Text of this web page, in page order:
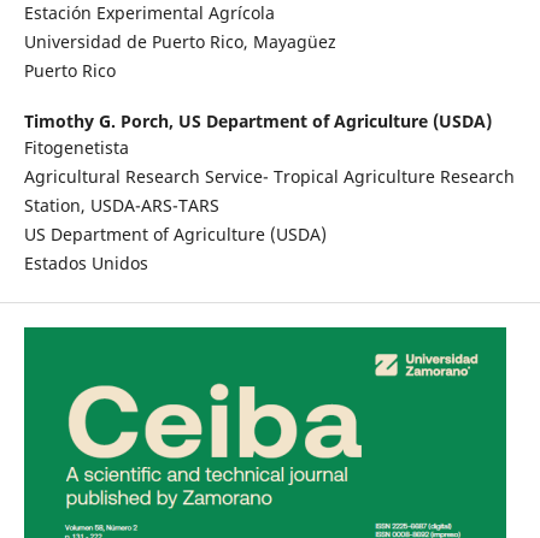
Estación Experimental Agrícola
Universidad de Puerto Rico, Mayagüez
Puerto Rico
Timothy G. Porch, US Department of Agriculture (USDA)
Fitogenetista
Agricultural Research Service- Tropical Agriculture Research
Station, USDA-ARS-TARS
US Department of Agriculture (USDA)
Estados Unidos